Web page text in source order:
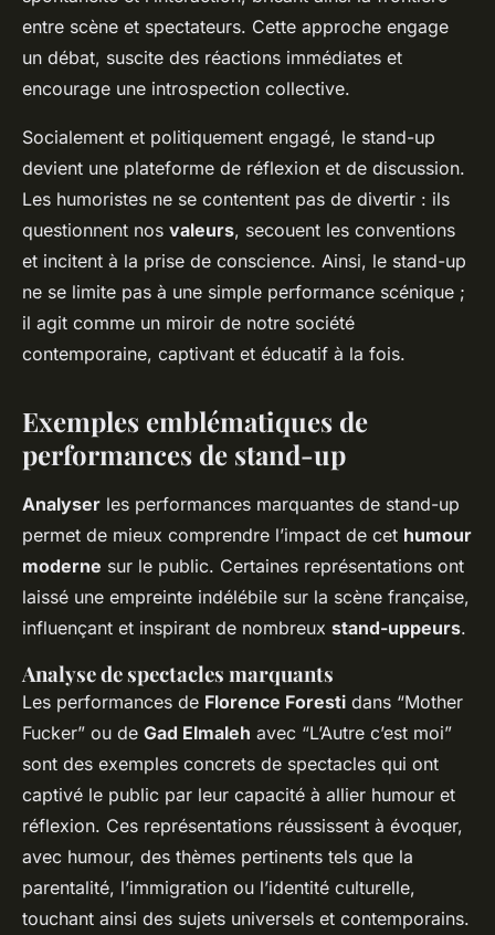
entre scène et spectateurs. Cette approche engage
un débat, suscite des réactions immédiates et
encourage une introspection collective.
Socialement et politiquement engagé, le stand-up
devient une plateforme de réflexion et de discussion.
Les humoristes ne se contentent pas de divertir : ils
questionnent nos valeurs, secouent les conventions
et incitent à la prise de conscience. Ainsi, le stand-up
ne se limite pas à une simple performance scénique ;
il agit comme un miroir de notre société
contemporaine, captivant et éducatif à la fois.
Exemples emblématiques de
performances de stand-up
Analyser les performances marquantes de stand-up
permet de mieux comprendre l’impact de cet humour
moderne sur le public. Certaines représentations ont
laissé une empreinte indélébile sur la scène française,
influençant et inspirant de nombreux stand-uppeurs.
Analyse de spectacles marquants
Les performances de Florence Foresti dans “Mother
Fucker” ou de Gad Elmaleh avec “L’Autre c’est moi”
sont des exemples concrets de spectacles qui ont
captivé le public par leur capacité à allier humour et
réflexion. Ces représentations réussissent à évoquer,
avec humour, des thèmes pertinents tels que la
parentalité, l’immigration ou l’identité culturelle,
touchant ainsi des sujets universels et contemporains.